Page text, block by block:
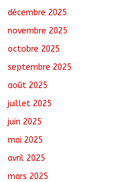
décembre 2025
novembre 2025
octobre 2025
septembre 2025
août 2025
juillet 2025
juin 2025
mai 2025
avril 2025
mars 2025